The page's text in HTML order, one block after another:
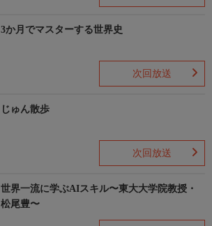
3か月でマスターする世界史
次回放送
じゅん散歩
次回放送
世界一流に学ぶAIスキル〜東大大学院教授・
松尾豊〜